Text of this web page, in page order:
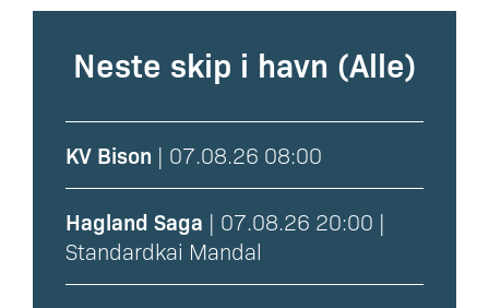
Neste skip i havn (Alle)
KV Bison | 07.08.26 08:00
Hagland Saga | 07.08.26 20:00 |
Standardkai Mandal